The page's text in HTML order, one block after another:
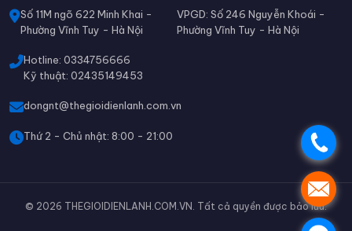
.
.
Số 11M ngõ 622 Minh Khai -
Phường Vĩnh Tuy - Hà Nội
VPGD: Số 246 Nguyễn Khoái -
Phường Vĩnh Tuy - Hà Nội
Hotline: 0334756666
Kỹ thuật: 02435149453
dongnt@thegioidienlanh.com.vn
Thứ 2 - Chủ nhật: 8:00 - 21:00
© 2026 THEGIOIDIENLANH.COM.VN. Tất cả quyền được bảo lưu.